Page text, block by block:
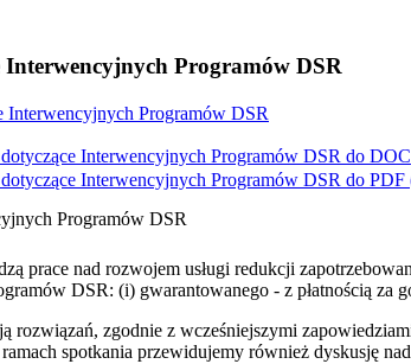
Interwencyjnych Programów DSR
Interwencyjnych Programów DSR
Interwencyjnych Programów DSR do DOC
Interwencyjnych Programów DSR do PDF
Programów DSR
prace nad rozwojem usługi redukcji
DSR: (i) gwarantowanego - z płatnością za
rozwiązań, zgodnie z wcześniejszymi
spotkania przewidujemy również dyskusję